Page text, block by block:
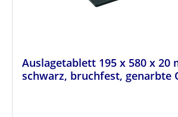
Auslagetablett 195 x 580 x 20
schwarz, bruchfest, genarbte